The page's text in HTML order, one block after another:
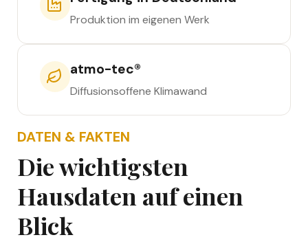
Produktion im eigenen Werk
atmo-tec®
Diffusionsoffene Klimawand
DATEN & FAKTEN
Die wichtigsten
Hausdaten auf einen
Blick